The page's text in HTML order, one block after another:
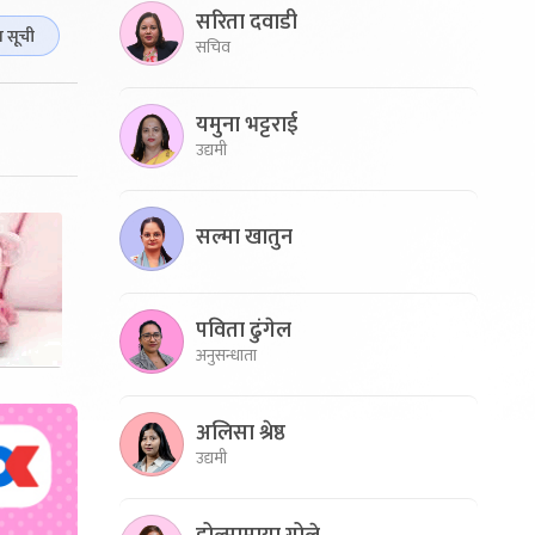
सूची सरिता दवाडी
सचिव
यमुना भट्टराई
उद्यमी
सल्मा खातुन
पविता ढुंगेल
अनुसन्धाता
अलिसा श्रेष्ठ
उद्यमी